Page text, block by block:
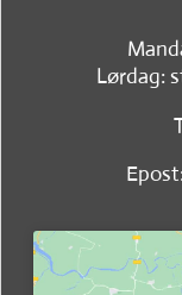
Lørdag: